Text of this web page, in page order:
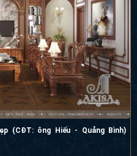
(CĐT: ông Hiếu - Quảng Bình)